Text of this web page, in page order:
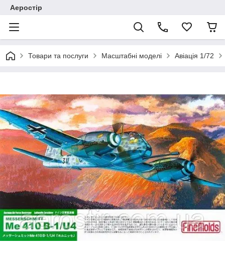
Аеростір
Товари та послуги Масштабні моделі Авіація 1/72